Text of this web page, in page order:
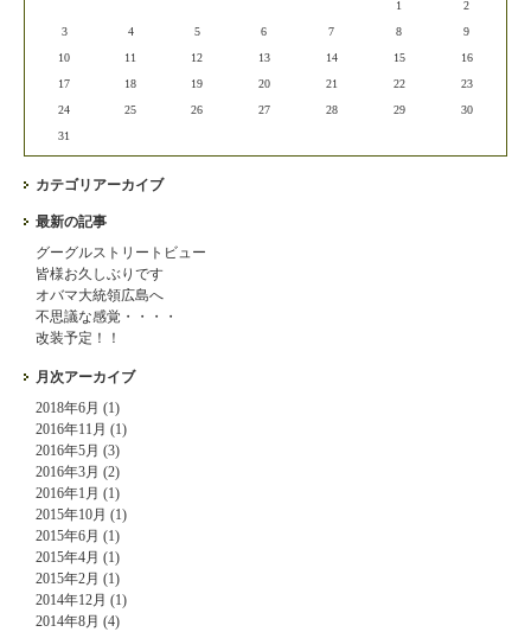
1
2
3
4 5 6 7 8
9
10
11 12 13 14 15
16
17
18 19 20 21 22
23
24
25 26 27 28 29
30
31
カテゴリアーカイブ
最新の記事
グーグルストリートビュー
皆様お久しぶりです
オバマ大統領広島へ
不思議な感覚・・・・
改装予定！！
月次アーカイブ
2018年6月 (1)
2016年11月 (1)
2016年5月 (3)
2016年3月 (2)
2016年1月 (1)
2015年10月 (1)
2015年6月 (1)
2015年4月 (1)
2015年2月 (1)
2014年12月 (1)
2014年8月 (4)